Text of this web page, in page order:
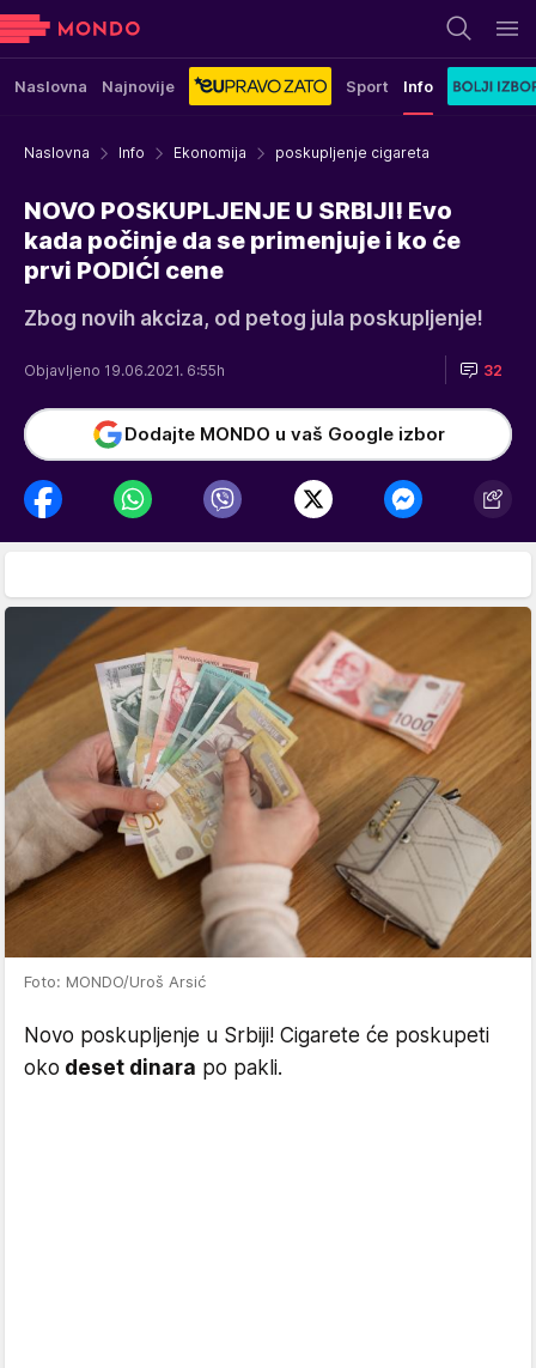
Naslovna Najnovije Sport Info
Naslovna Info Ekonomija poskupljenje cigareta
NOVO POSKUPLJENJE U SRBIJI! Evo
kada počinje da se primenjuje i ko će
prvi PODIĆI cene
Zbog novih akciza, od petog jula poskupljenje!
Objavljeno 19.06.2021. 6:55h 32
Dodajte MONDO u vaš Google izbor
Foto: MONDO/Uroš Arsić
Novo poskupljenje u Srbiji! Cigarete će poskupeti
oko deset dinara po pakli.